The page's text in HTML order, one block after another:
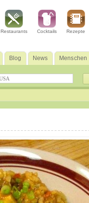
Restaurants Cocktails Rezepte
Blog News Menschen